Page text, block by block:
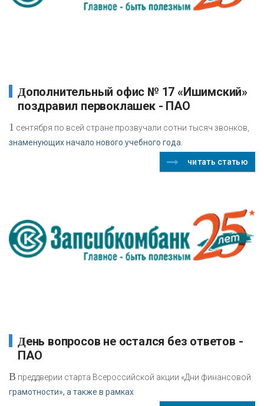
Дополнительный офис № 17 «Ишимский»
поздравил первоклашек - ПАО
1 сентября по всей стране прозвучали сотни тысяч звонков,
знаменующих начало нового учебного года.
читать статью
День вопросов не остался без ответов -
ПАО
В преддверии старта Всероссийской акции «Дни финансовой
грамотности», а также в рамках